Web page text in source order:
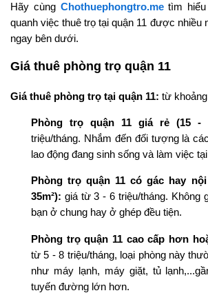
Hãy cùng Chothuephongtro.metìm hiểu
quanh việc thuê trọ tại quận 11 được nhiều
ngay bên dưới.
Giá thuê phòng trọ quận 11
Giá thuê phòng trọ tại quận 11: từ
Phòng trọ quận 11 giá rẻ (15 -
triệu/tháng. Nhắm đến đối tượng là
lao động đang sinh sống và làm việc
Phòng trọ quận 11 có gác hay
35m²): giá từ 3 - 6 triệu/tháng. Không
bạn ở chung hay ở ghép đều tiện.
Phòng trọ quận 11 cao cấp hơn
từ 5 - 8 triệu/tháng, loại phòng này
như máy lạnh, máy giặt, tủ
tuyến đường lớn hơn.